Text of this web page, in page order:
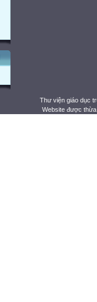
Thư viện giáo dục
Website được